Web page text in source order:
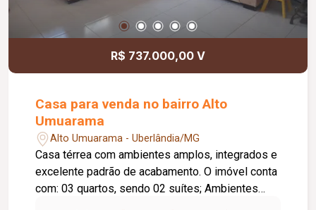
R$ 737.000,00 V
Casa para venda no bairro Alto
Umuarama
Alto Umuarama - Uberlândia/MG
Casa térrea com ambientes amplos, integrados e
excelente padrão de acabamento. O imóvel conta
com: 03 quartos, sendo 02 suítes; Ambientes